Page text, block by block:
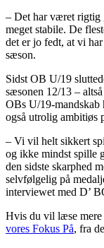
– Det har været rigtig
meget stabile. De
det er jo fedt, at vi
sæson.
Sidst OB U/19
sæsonen 12/13 –
OBs U/19-mandskab
også utrolig ambitiøs
– Vi vil helt sikkert
og ikke mindst spille
den sidste skarphed
selvfølgelig på
interviewet med D’
Hvis du vil læse mere
vores Fokus På, fra